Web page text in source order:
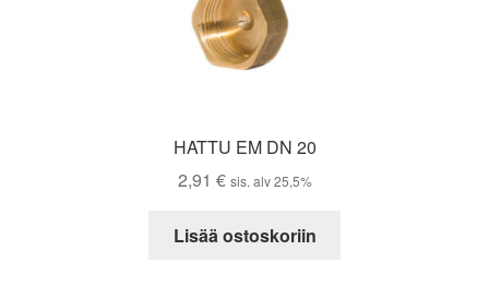
HATTU EM DN 20
2,91 € sis. alv 25,5%
Lisää ostoskoriin